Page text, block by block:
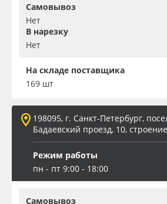
Заготовки для сувениров
Самовывоз
Нет
В нарезку
Нет
На складе поставщика
169 шт
198095, г. Санкт-Петербург,
Бадаевский проезд, 10,
Режим работы
пн - пт 9:00 - 18:00
Самовывоз